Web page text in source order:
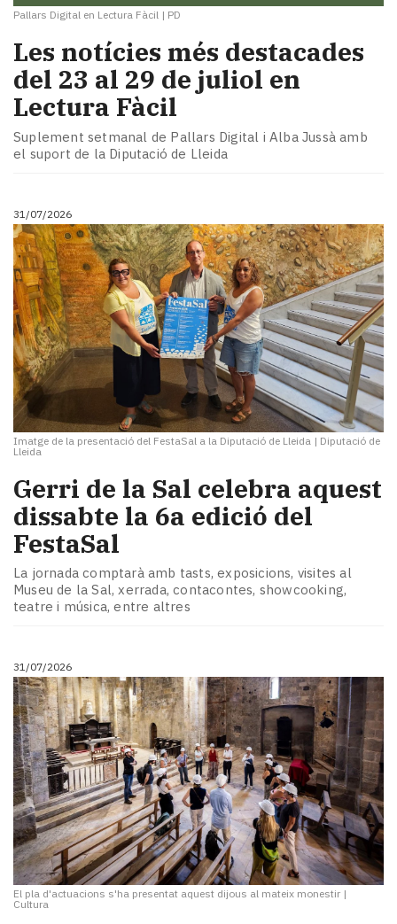
Pallars Digital en Lectura Fàcil | PD
Les notícies més destacades
del 23 al 29 de juliol en
Lectura Fàcil
Suplement setmanal de Pallars Digital i Alba Jussà amb
el suport de la Diputació de Lleida
31/07/2026
Imatge de la presentació del FestaSal a la Diputació de Lleida | Diputació de
Lleida
Gerri de la Sal celebra aquest
dissabte la 6a edició del
FestaSal
La jornada comptarà amb tasts, exposicions, visites al
Museu de la Sal, xerrada, contacontes, showcooking,
teatre i música, entre altres
31/07/2026
El pla d'actuacions s'ha presentat aquest dijous al mateix monestir |
Cultura